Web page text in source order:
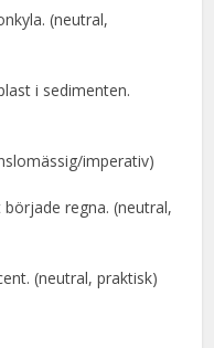
(neutral,
i sedimenten.
imperativ)
regna. (neutral,
(neutral, praktisk)